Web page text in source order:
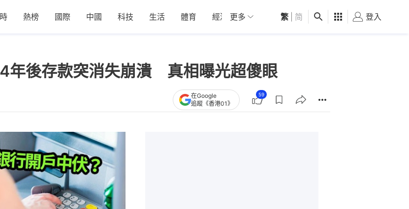
熱榜 國際 中國 科技 生活 體育 經濟 01深圳 觀點 健康 好食玩飛
更多 繁 简 登入
後存款突消失崩潰 真相曝光超傻眼
在Google
追蹤《香港01》
59